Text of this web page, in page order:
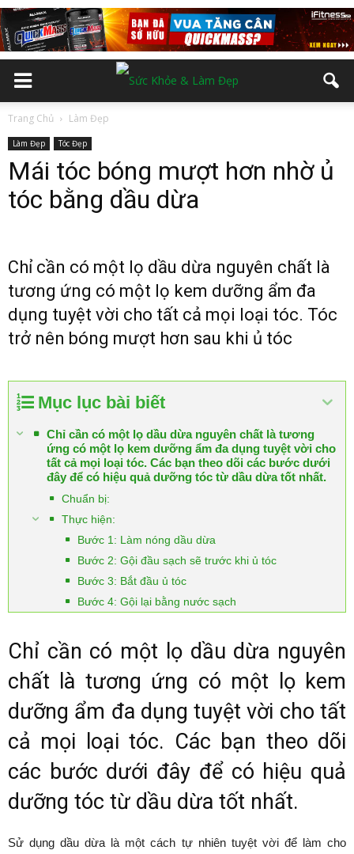
Trang Chủ Làm Đẹp
Làm Đẹp Tóc Đẹp
Mái tóc bóng mượt hơn nhờ ủ
tóc bằng dầu dừa
Chỉ cần có một lọ dầu dừa nguyên chất là
tương ứng có một lọ kem dưỡng ẩm đa
dụng tuyệt vời cho tất cả mọi loại tóc. Tóc
trở nên bóng mượt hơn sau khi ủ tóc
Mục lục bài biết
Chỉ cần có một lọ dầu dừa nguyên chất là tương
ứng có một lọ kem dưỡng ẩm đa dụng tuyệt vời cho
tất cả mọi loại tóc. Các bạn theo dõi các bước dưới
đây để có hiệu quả dưỡng tóc từ dầu dừa tốt nhất.
Chuẩn bị:
Thực hiện:
Bước 1: Làm nóng dầu dừa
Bước 2: Gội đầu sạch sẽ trước khi ủ tóc
Bước 3: Bắt đầu ủ tóc
Bước 4: Gội lại bằng nước sạch
Chỉ cần có một lọ dầu dừa nguyên
chất là tương ứng có một lọ kem
dưỡng ẩm đa dụng tuyệt vời cho tất
cả mọi loại tóc. Các bạn theo dõi
các bước dưới đây để có hiệu quả
dưỡng tóc từ dầu dừa tốt nhất.
Sử dụng dầu dừa là một cách tự nhiên tuyệt vời để làm cho